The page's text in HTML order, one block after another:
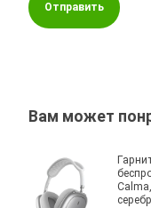
Отправить
Вам может